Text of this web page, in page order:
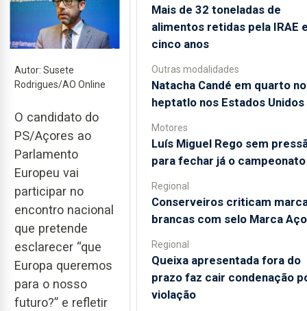
Autor: Susete
Rodrigues/AO Online
O candidato do
PS/Açores ao
Parlamento
Europeu vai
participar no
encontro nacional
que pretende
esclarecer “que
Europa queremos
para o nosso
futuro?” e refletir
Mais de 32 toneladas de
alimentos retidas pela IRAE
cinco anos
Outras modalidades
Natacha Candé em quarto no
heptatlo nos Estados Unidos
Motores
Luís Miguel Rego sem
para fechar já o campeonato
Regional
Conserveiros criticam
brancas com selo Marca
Regional
Queixa apresentada fora do
prazo faz cair condenação
violação